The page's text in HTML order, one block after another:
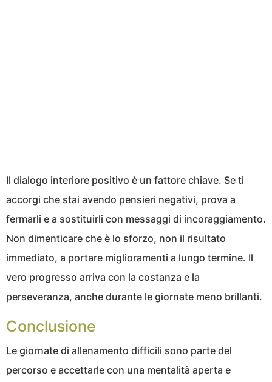
Il dialogo interiore positivo è un fattore chiave. Se ti
accorgi che stai avendo pensieri negativi, prova a
fermarli e a sostituirli con messaggi di incoraggiamento.
Non dimenticare che è lo sforzo, non il risultato
immediato, a portare miglioramenti a lungo termine. Il
vero progresso arriva con la costanza e la
perseveranza, anche durante le giornate meno brillanti.
Conclusione
Le giornate di allenamento difficili sono parte del
percorso e accettarle con una mentalità aperta e